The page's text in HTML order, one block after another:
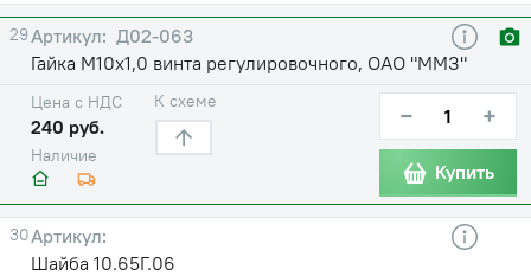
29
Д02-063
Гайка М10х1,0 винта регулировочного, ОАО "ММЗ"
Наличие
Цена с НДС
240 руб.
К схеме − +
Купить
30
Шайба 10.65Г.06